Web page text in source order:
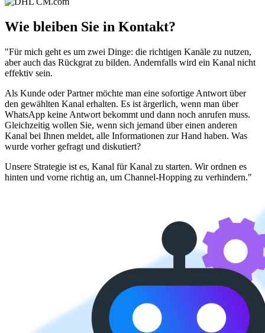
Wie bleiben Sie in Kontakt?
"Für mich geht es um zwei Dinge: die richtigen Kanäle zu nutzen,
aber auch das Rückgrat zu bilden. Andernfalls wird ein Kanal nicht
effektiv sein.
Als Kunde oder Partner möchte man eine sofortige Antwort über
den gewählten Kanal erhalten. Es ist ärgerlich, wenn man über
WhatsApp keine Antwort bekommt und dann noch anrufen muss.
Gleichzeitig wollen Sie, wenn sich jemand über einen anderen
Kanal bei Ihnen meldet, alle Informationen zur Hand haben. Was
wurde vorher gefragt und diskutiert?
Unsere Strategie ist es, Kanal für Kanal zu starten. Wir ordnen es
hinten und vorne richtig an, um Channel-Hopping zu verhindern."